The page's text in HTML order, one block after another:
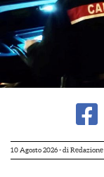
10 Agosto 2026- di Redazione